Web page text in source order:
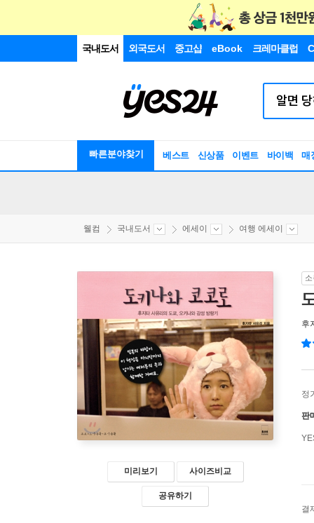
국내도서 외국도서 중고샵 eBook 크레마클럽
빠른분야찾기 베스트 신상품 이벤트 바이백 매
웰컴 국내도서 에세이 여행 에세이
미리보기 사이즈비교
공유하기
후
정
판
결